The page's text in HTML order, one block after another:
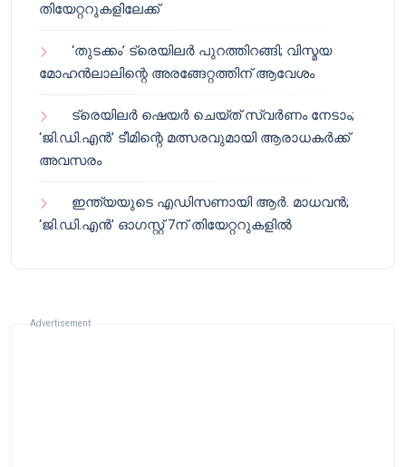
തിയേറ്ററുകളിലേക്ക്
‘തുടക്കം’ ട്രെയിലർ പുറത്തിറങ്ങി; വിസ്മയ
മോഹൻലാലിന്റെ അരങ്ങേറ്റത്തിന് ആവേശം
ട്രെയിലർ ഷെയർ ചെയ്‌ത് സ്വർണം നേടാം;
‘ജി.ഡി.എൻ’ ടീമിന്റെ മത്സരവുമായി ആരാധകർക്ക്
അവസരം
ഇന്ത്യയുടെ എഡിസണായി ആർ. മാധവൻ;
‘ജി.ഡി.എൻ’ ഓഗസ്റ്റ് 7ന് തിയേറ്ററുകളിൽ
Advertisement